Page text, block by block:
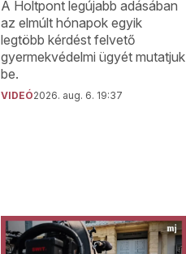
A Holtpont legújabb adásában
az elmúlt hónapok egyik
legtöbb kérdést felvető
gyermekvédelmi ügyét mutatjuk
be.
VIDEÓ2026. aug. 6. 19:37